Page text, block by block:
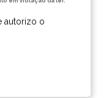
autorizo o